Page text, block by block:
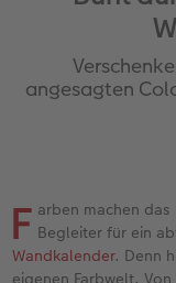
angesagten
F arben machen
Begleiter für ein
Wandkalender. Denn